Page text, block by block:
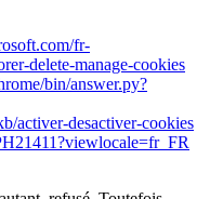
fr-
delete-manage-cookies
bin/answer.py?
activer-desactiver-cookies